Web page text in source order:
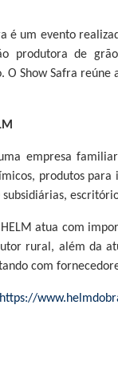
é um evento
produtora de
O Show Safra
empresa
produtos
subsidiárias,
atua com
rural, além da
com
https://